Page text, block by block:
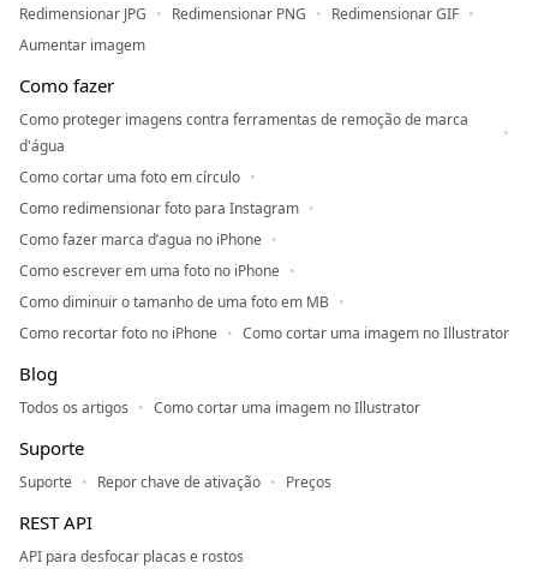
Redimensionar JPG
Redimensionar PNG
Redimensionar GIF
Aumentar imagem
Como fazer
Como proteger imagens contra ferramentas de remoção de marca
d'água
Como cortar uma foto em círculo
Como redimensionar foto para Instagram
Como fazer marca d’agua no iPhone
Como escrever em uma foto no iPhone
Como diminuir o tamanho de uma foto em MB
Como recortar foto no iPhone
Como cortar uma imagem no Illustrator
Blog
Todos os artigos Como cortar uma imagem no Illustrator
Suporte
Suporte Repor chave de ativação Preços
REST API
API para desfocar placas e rostos